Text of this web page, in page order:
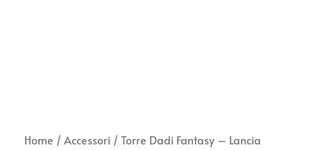
Home / Accessori / Torre Dadi Fantasy – Lancia